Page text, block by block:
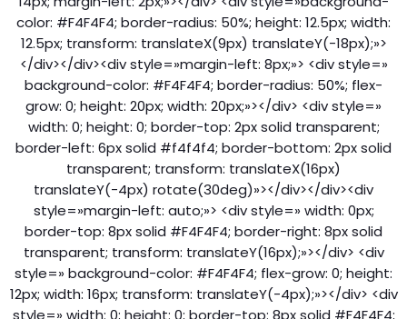
color: #F4F4F4; border-radius: 50%; height: 12.5px; width:
12.5px; transform: translateX(9px) translateY(-18px);»>
</div></div><div style=»margin-left: 8px;»> <div style=»
background-color: #F4F4F4; border-radius: 50%; flex-
grow: 0; height: 20px; width: 20px;»></div> <div style=»
width: 0; height: 0; border-top: 2px solid transparent;
border-left: 6px solid #f4f4f4; border-bottom: 2px solid
transparent; transform: translateX(16px)
translateY(-4px) rotate(30deg)»></div></div><div
style=»margin-left: auto;»> <div style=» width: 0px;
border-top: 8px solid #F4F4F4; border-right: 8px solid
transparent; transform: translateY(16px);»></div> <div
style=» background-color: #F4F4F4; flex-grow: 0; height:
12px; width: 16px; transform: translateY(-4px);»></div> <div
style=» width: 0; height: 0; border-top: 8px solid #F4F4F4;